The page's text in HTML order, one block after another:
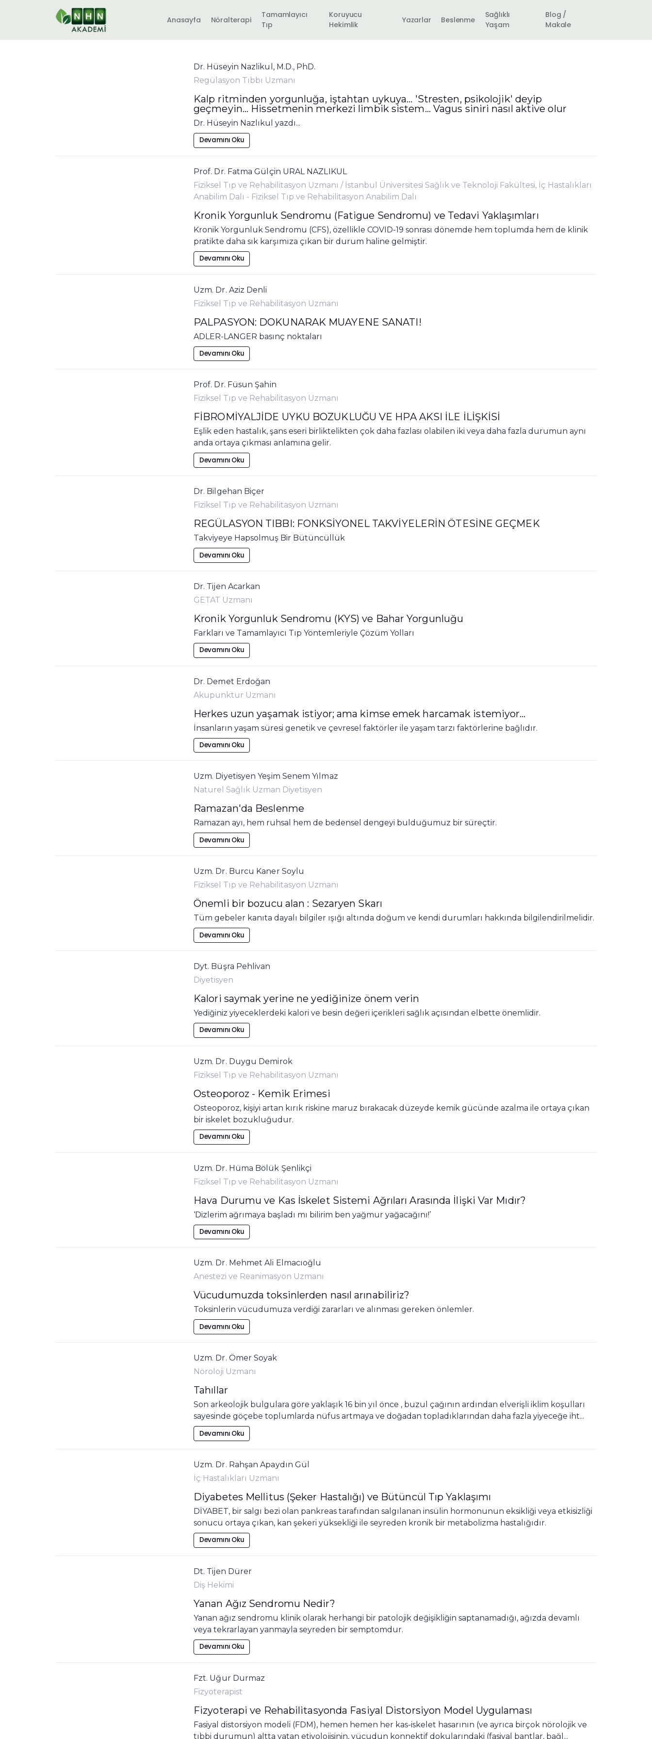
Anasayfa Nöralterapi
Tamamlayıcı
Tıp
Koruyucu
Hekimlik
Yazarlar Beslenme
Sağlıklı
Yaşam
Blog /
Makale
Dr. Hüseyin Nazlikul, M.D., PhD.
Regülasyon Tıbbı Uzmanı
Kalp ritminden yorgunluğa, iştahtan uykuya... 'Stresten, psikolojik' deyip
geçmeyin... Hissetmenin merkezi limbik sistem... Vagus siniri nasıl aktive olur
Dr. Hüseyin Nazlıkul yazdı...
Devamını Oku
Prof. Dr. Fatma Gülçin URAL NAZLIKUL
Fiziksel Tıp ve Rehabilitasyon Uzmanı / İstanbul Üniversitesi Sağlık ve Teknoloji Fakültesi, İç Hastalıkları
Anabilim Dalı - Fiziksel Tıp ve Rehabilitasyon Anabilim Dalı
Kronik Yorgunluk Sendromu (Fatigue Sendromu) ve Tedavi Yaklaşımları
Kronik Yorgunluk Sendromu (CFS), özellikle COVID-19 sonrası dönemde hem toplumda hem de klinik
pratikte daha sık karşımıza çıkan bir durum haline gelmiştir.
Devamını Oku
Uzm. Dr. Aziz Denli
Fiziksel Tıp ve Rehabilitasyon Uzmanı
PALPASYON: DOKUNARAK MUAYENE SANATI!
ADLER-LANGER basınç noktaları
Devamını Oku
Prof. Dr. Füsun Şahin
Fiziksel Tıp ve Rehabilitasyon Uzmanı
FİBROMİYALJİDE UYKU BOZUKLUĞU VE HPA AKSI İLE İLİŞKİSİ
Eşlik eden hastalık, şans eseri birliktelikten çok daha fazlası olabilen iki veya daha fazla durumun aynı
anda ortaya çıkması anlamına gelir.
Devamını Oku
Dr. Bilgehan Biçer
Fiziksel Tıp ve Rehabilitasyon Uzmanı
REGÜLASYON TIBBI: FONKSİYONEL TAKVİYELERİN ÖTESİNE GEÇMEK
Takviyeye Hapsolmuş Bir Bütüncüllük
Devamını Oku
Dr. Tijen Acarkan
GETAT Uzmanı
Kronik Yorgunluk Sendromu (KYS) ve Bahar Yorgunluğu
Farkları ve Tamamlayıcı Tıp Yöntemleriyle Çözüm Yolları
Devamını Oku
Dr. Demet Erdoğan
Akupunktur Uzmanı
Herkes uzun yaşamak istiyor; ama kimse emek harcamak istemiyor...
İnsanların yaşam süresi genetik ve çevresel faktörler ile yaşam tarzı faktörlerine bağlıdır.
Devamını Oku
Uzm. Diyetisyen Yeşim Senem Yılmaz
Naturel Sağlık Uzman Diyetisyen
Ramazan'da Beslenme
Ramazan ayı, hem ruhsal hem de bedensel dengeyi bulduğumuz bir süreçtir.
Devamını Oku
Uzm. Dr. Burcu Kaner Soylu
Fiziksel Tıp ve Rehabilitasyon Uzmanı
Önemli bir bozucu alan : Sezaryen Skarı
Tüm gebeler kanıta dayalı bilgiler ışığı altında doğum ve kendi durumları hakkında bilgilendirilmelidir.
Devamını Oku
Dyt. Büşra Pehlivan
Diyetisyen
Kalori saymak yerine ne yediğinize önem verin
Yediğiniz yiyeceklerdeki kalori ve besin değeri içerikleri sağlık açısından elbette önemlidir.
Devamını Oku
Uzm. Dr. Duygu Demirok
Fiziksel Tıp ve Rehabilitasyon Uzmanı
Osteoporoz - Kemik Erimesi
Osteoporoz, kişiyi artan kırık riskine maruz bırakacak düzeyde kemik gücünde azalma ile ortaya çıkan
bir iskelet bozukluğudur.
Devamını Oku
Uzm. Dr. Hüma Bölük Şenlikçi
Fiziksel Tıp ve Rehabilitasyon Uzmanı
Hava Durumu ve Kas İskelet Sistemi Ağrıları Arasında İlişki Var Mıdır?
‘Dizlerim ağrımaya başladı mı bilirim ben yağmur yağacağını!’
Devamını Oku
Uzm. Dr. Mehmet Ali Elmacıoğlu
Anestezi ve Reanimasyon Uzmanı
Vücudumuzda toksinlerden nasıl arınabiliriz?
Toksinlerin vücudumuza verdiği zararları ve alınması gereken önlemler.
Devamını Oku
Uzm. Dr. Ömer Soyak
Nöroloji Uzmanı
Tahıllar
Son arkeolojik bulgulara göre yaklaşık 16 bin yıl önce , buzul çağının ardından elverişli iklim koşulları
sayesinde göçebe toplumlarda nüfus artmaya ve doğadan topladıklarından daha fazla yiyeceğe iht...
Devamını Oku
Uzm. Dr. Rahşan Apaydın Gül
İç Hastalıkları Uzmanı
Diyabetes Mellitus (Şeker Hastalığı) ve Bütüncül Tıp Yaklaşımı
DİYABET, bir salgı bezi olan pankreas tarafından salgılanan insülin hormonunun eksikliği veya etkisizliği
sonucu ortaya çıkan, kan şekeri yüksekliği ile seyreden kronik bir metabolizma hastalığıdır.
Devamını Oku
Dt. Tijen Dürer
Diş Hekimi
Yanan Ağız Sendromu Nedir?
Yanan ağız sendromu klinik olarak herhangi bir patolojik değişikliğin saptanamadığı, ağızda devamlı
veya tekrarlayan yanmayla seyreden bir semptomdur.
Devamını Oku
Fzt. Uğur Durmaz
Fizyoterapist
Fizyoterapi ve Rehabilitasyonda Fasiyal Distorsiyon Model Uygulaması
Fasiyal distorsiyon modeli (FDM), hemen hemen her kas-iskelet hasarının (ve ayrıca birçok nörolojik ve
tıbbi durumun) altta yatan etiyolojisinin, vücudun konnektif dokularındaki (fasiyal bantlar, bağl...